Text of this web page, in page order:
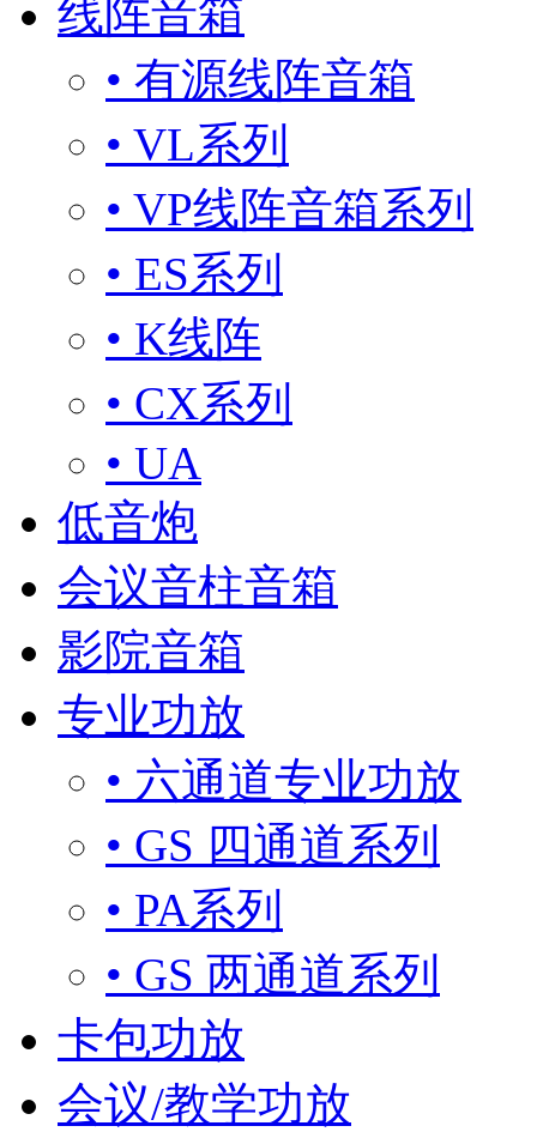
线阵音箱
• 有源线阵音箱
• VL系列
• VP线阵音箱系列
• ES系列
• K线阵
• CX系列
• UA
低音炮
会议音柱音箱
影院音箱
专业功放
• 六通道专业功放
• GS 四通道系列
• PA系列
• GS 两通道系列
卡包功放
会议/教学功放